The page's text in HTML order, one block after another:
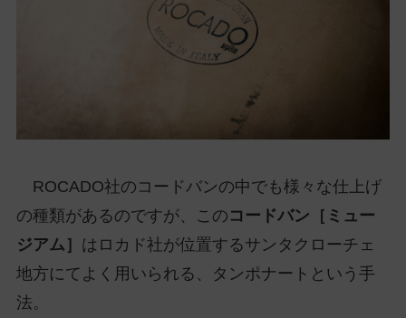
ROCADO社のコードバンの中でも様々な仕上げ
の種類があるのですが、この コードバン［ミュー
ジアム］ はロカド社が位置するサンタクローチェ
地方にてよく用いられる、タンポナートという手
法。